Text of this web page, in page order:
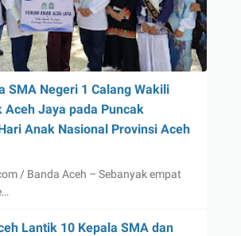
SMA Negeri 1 Calang Wakili
Aceh Jaya pada Puncak
Anak Nasional Provinsi Aceh
/ Banda Aceh – Sebanyak empat
Lantik 10 Kepala SMA dan